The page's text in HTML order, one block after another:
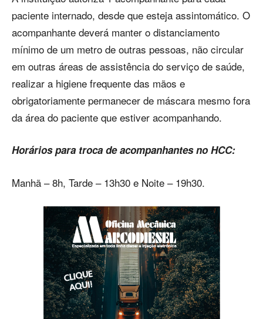
paciente internado, desde que esteja assintomático. O
acompanhante deverá manter o distanciamento
mínimo de um metro de outras pessoas, não circular
em outras áreas de assistência do serviço de saúde,
realizar a higiene frequente das mãos e
obrigatoriamente permanecer de máscara mesmo fora
da área do paciente que estiver acompanhando.
Horários para troca de acompanhantes no HCC:
Manhã – 8h, Tarde – 13h30 e Noite – 19h30.